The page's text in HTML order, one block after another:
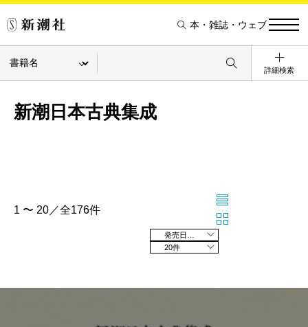
本・雑誌・ウェブ
詳細検索
新潮日本古典集成
1 〜 20／全176件
20件